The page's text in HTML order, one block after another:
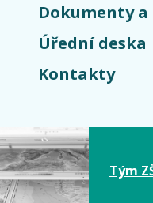
Dokumenty
Úřední deska
Kontakty
Tým